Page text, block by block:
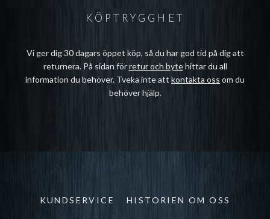
KÖPTRYGGHET
Vi ger dig 30 dagars öppet köp, så du har god tid på dig att
returnera. På sidan förretur och bytehittar du all
information du behöver. Tveka inte att kontakta oss om du
behöver hjälp.
KUNDSERVICE HISTORIEN OM OSS